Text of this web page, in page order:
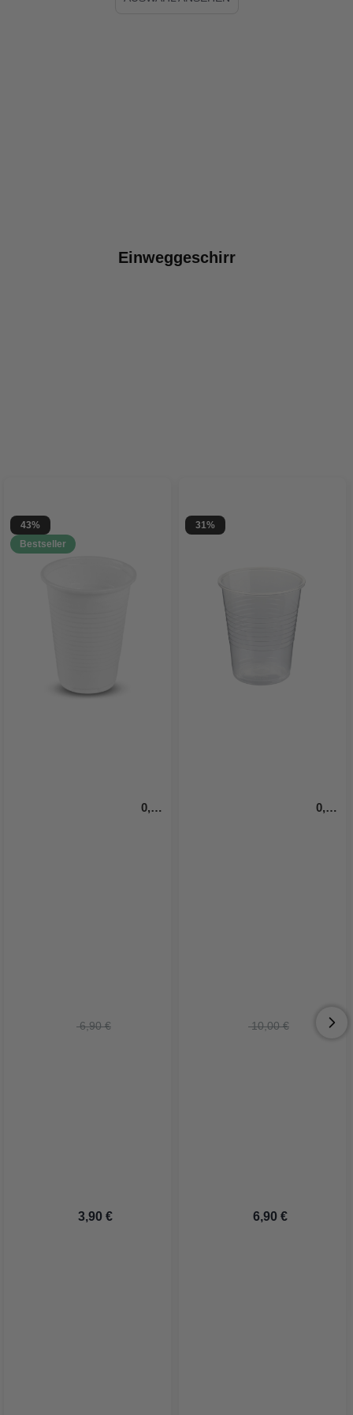
Einweggeschirr
43%
Bestseller
0,2
6,90 €
3,90 €
31%
0,2
10,00 €
6,90 €